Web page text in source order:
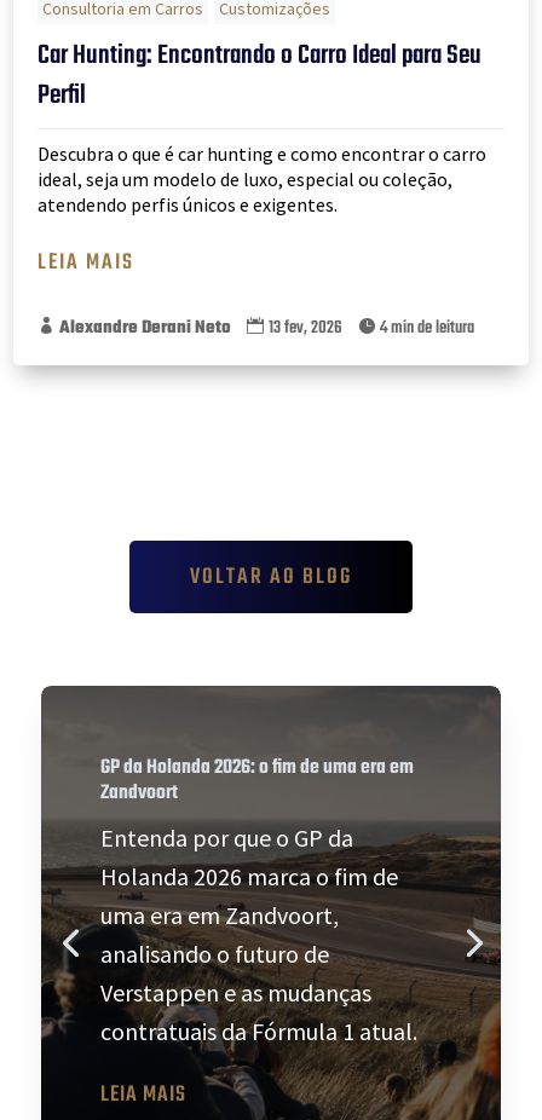
Consultoria em Carros Customizações
Car Hunting: Encontrando o Carro Ideal para Seu
Perfil
Descubra o que é car hunting e como encontrar o carro
ideal, seja um modelo de luxo, especial ou coleção,
atendendo perfis únicos e exigentes.
LEIA MAIS
 Alexandre Derani Neto  13 fev, 2026  4 min de leitura
VOLTAR AO BLOG
GP da Holanda 2026: o fim de uma era em
Zandvoort
Entenda por que o GP da
Holanda 2026 marca o fim de
uma era em Zandvoort,
analisando o futuro de
Verstappen e as mudanças
contratuais da Fórmula 1 atual.
LEIA MAIS